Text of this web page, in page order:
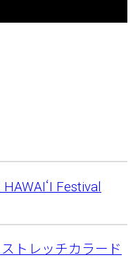
Festival
ストレッチカラード